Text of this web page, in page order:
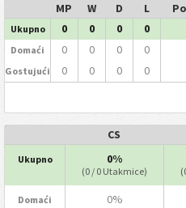
MP W D L
Ukupno 0 0 0 0
Domaći 0 0 0 0
Gostujući 0 0 0 0
CS
Ukupno 0%
(0 / 0 Utakmice)
Domaći 0%